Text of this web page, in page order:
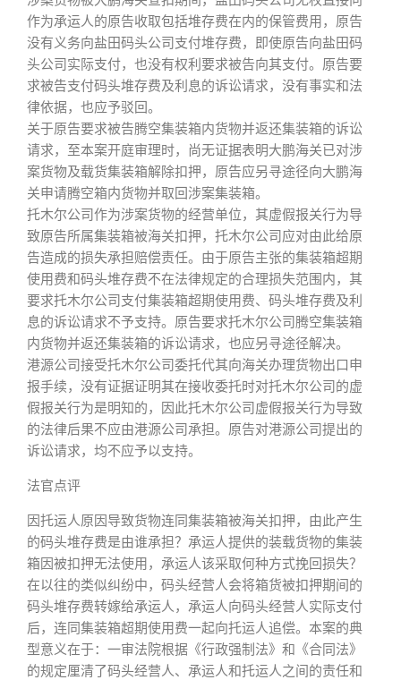
作为承运人的原告收取包括堆存费在内的保管费用，原告
没有义务向盐田码头公司支付堆存费，即使原告向盐田码
头公司实际支付，也没有权利要求被告向其支付。原告要
求被告支付码头堆存费及利息的诉讼请求，没有事实和法
律依据，也应予驳回。
关于原告要求被告腾空集装箱内货物并返还集装箱的诉讼
请求，至本案开庭审理时，尚无证据表明大鹏海关已对涉
案货物及载货集装箱解除扣押，原告应另寻途径向大鹏海
关申请腾空箱内货物并取回涉案集装箱。
托木尔公司作为涉案货物的经营单位，其虚假报关行为导
致原告所属集装箱被海关扣押，托木尔公司应对由此给原
告造成的损失承担赔偿责任。由于原告主张的集装箱超期
使用费和码头堆存费不在法律规定的合理损失范围内，其
要求托木尔公司支付集装箱超期使用费、码头堆存费及利
息的诉讼请求不予支持。原告要求托木尔公司腾空集装箱
内货物并返还集装箱的诉讼请求，也应另寻途径解决。
港源公司接受托木尔公司委托代其向海关办理货物出口申
报手续，没有证据证明其在接收委托时对托木尔公司的虚
假报关行为是明知的，因此托木尔公司虚假报关行为导致
的法律后果不应由港源公司承担。原告对港源公司提出的
诉讼请求，均不应予以支持。
法官点评
因托运人原因导致货物连同集装箱被海关扣押，由此产生
的码头堆存费是由谁承担？承运人提供的装载货物的集装
箱因被扣押无法使用，承运人该采取何种方式挽回损失？
在以往的类似纠纷中，码头经营人会将箱货被扣押期间的
码头堆存费转嫁给承运人，承运人向码头经营人实际支付
后，连同集装箱超期使用费一起向托运人追偿。本案的典
型意义在于：一审法院根据《行政强制法》和《合同法》
的规定厘清了码头经营人、承运人和托运人之间的责任和